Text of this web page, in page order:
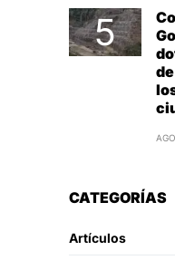
CATEGORÍAS
Artículos